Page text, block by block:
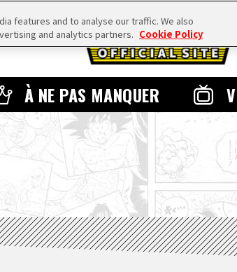
À NE PAS MANQUER
features and to analyse our traffic. We also
and analytics partners. Cookie Policy